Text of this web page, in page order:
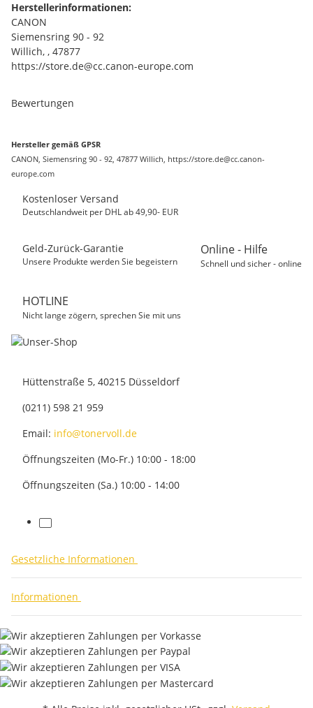
Herstellerinformationen:
CANON
Siemensring 90 - 92
Willich, , 47877
https://store.de@cc.canon-europe.com
Bewertungen
Hersteller gemäß GPSR
CANON, Siemensring 90 - 92, 47877 Willich, https://store.de@cc.canon-
europe.com
Kostenloser Versand
Deutschlandweit per DHL ab 49,90- EUR
Geld-Zurück-Garantie
Unsere Produkte werden Sie begeistern
Online - Hilfe
Schnell und sicher - online
HOTLINE
Nicht lange zögern, sprechen Sie mit uns
Hüttenstraße 5, 40215 Düsseldorf
(0211) 598 21 959
Email: info@tonervoll.de
Öffnungszeiten (Mo-Fr.) 10:00 - 18:00
Öffnungszeiten (Sa.) 10:00 - 14:00
facebook
Gesetzliche Informationen
Informationen